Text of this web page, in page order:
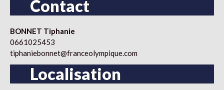
Contact
BONNET Tiphanie
0661025453
tiphaniebonnet@franceolympique.com
Localisation